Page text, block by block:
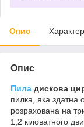
Опис
Опис
Пила дискова
пилка, яка здатна
розрахована на
1,2 кіловатного